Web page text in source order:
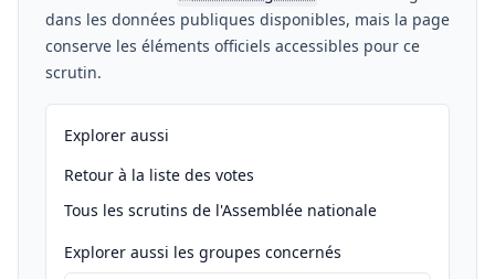
dans les données publiques disponibles, mais la page
conserve les éléments officiels accessibles pour ce
scrutin.
Explorer aussi
Retour à la liste des votes
Tous les scrutins de l'Assemblée nationale
Explorer aussi les groupes concernés